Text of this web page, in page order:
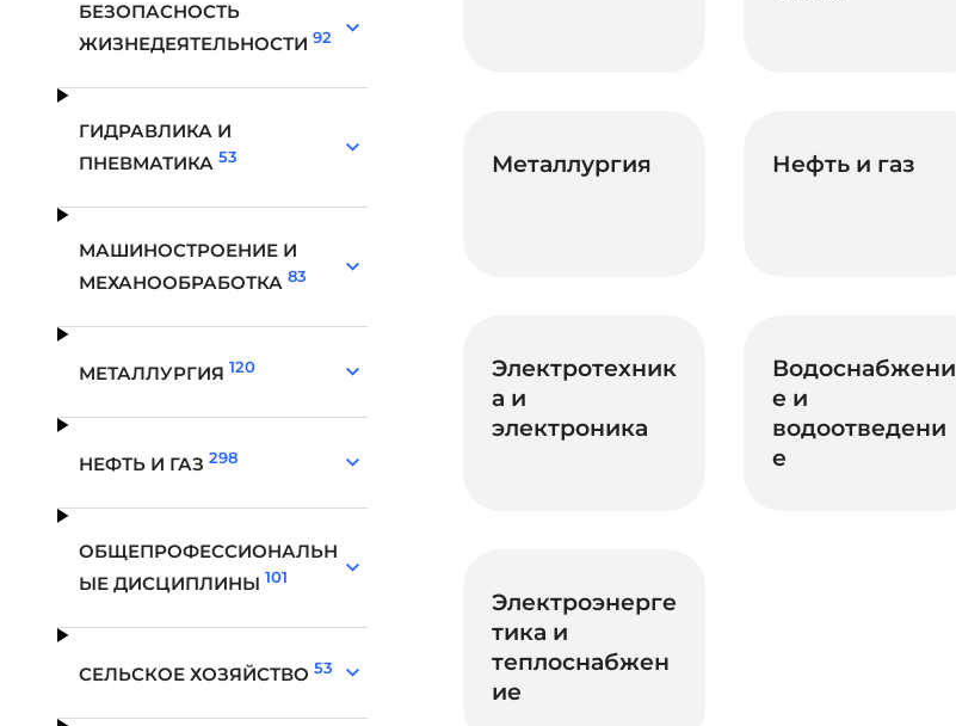
БЕЗОПАСНОСТЬ
ЖИЗНЕДЕЯТЕЛЬНОСТИ92
ГИДРАВЛИКА И
ПНЕВМАТИКА53
МАШИНОСТРОЕНИЕ И
МЕХАНООБРАБОТКА83
МЕТАЛЛУРГИЯ 120
НЕФТЬ И ГАЗ298
ОБЩЕПРОФЕССИОНАЛЬН
ЫЕ ДИСЦИПЛИНЫ 101
СЕЛЬСКОЕ ХОЗЯЙСТВО53
Металлургия Нефть и газ
Электротехник
а и
электроника
Водоснабжени
е и
водоотведени
е
Электроэнерге
тика и
теплоснабжен
ие